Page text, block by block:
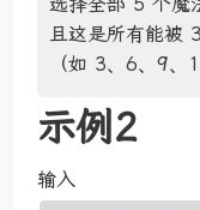
且这是所有能被
（如 3、6、9、
示例2
输入